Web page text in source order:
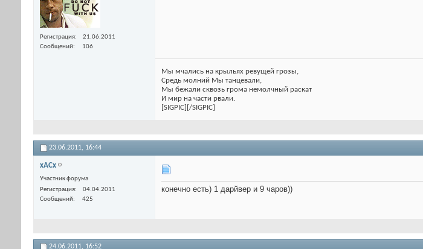
Регистрация
21.06.2011
Сообщений
106
Мы мчались на крыльях ревущей грозы,
Средь молний Мы танцевали,
Мы бежали сквозь грома немолчный раскат
И мир на части рвали.
[SIGPIC][/SIGPIC]
23.06.2011, 16:44
xACx
Участник форума
Регистрация
04.04.2011
Сообщений
425
конечно есть) 1 дарйвер и 9 чаров))
24.06.2011, 16:52